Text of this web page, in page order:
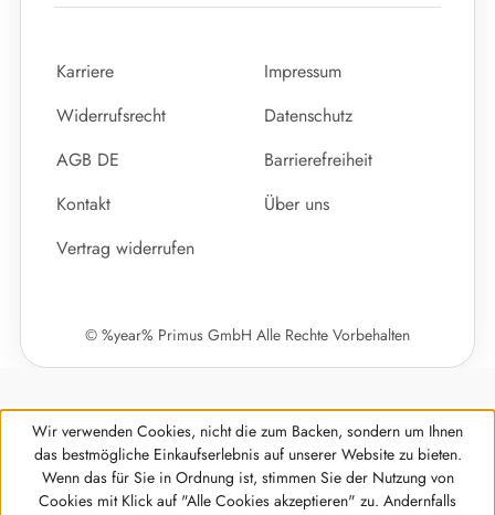
Karriere
Impressum
Widerrufsrecht
Datenschutz
AGB DE
Barrierefreiheit
Kontakt
Über uns
Vertrag widerrufen
© %year% Primus GmbH Alle Rechte Vorbehalten
Wir verwenden Cookies, nicht die zum Backen, sondern um Ihnen
das bestmögliche Einkaufserlebnis auf unserer Website zu bieten.
Wenn das für Sie in Ordnung ist, stimmen Sie der Nutzung von
Cookies mit Klick auf "Alle Cookies akzeptieren" zu. Andernfalls